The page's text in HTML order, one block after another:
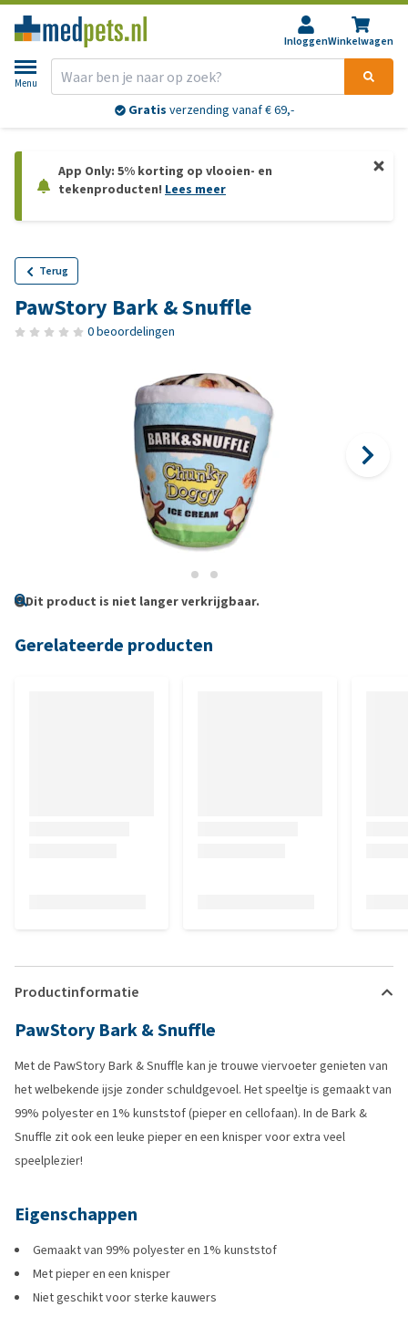
InloggenWinkelwagen
Menu
Gratis verzending vanaf € 69,-
App Only: 5% korting op vlooien- en
tekenproducten! Lees meer
Terug
PawStory Bark & Snuffle
0 beoordelingen
Dit product is niet langer verkrijgbaar.
Gerelateerde producten
Productinformatie
PawStory Bark & Snuffle
Met de PawStory Bark & Snuffle kan je trouwe viervoeter genieten van
het welbekende ijsje zonder schuldgevoel. Het speeltje is gemaakt van
99% polyester en 1% kunststof (pieper en cellofaan). In de Bark &
Snuffle zit ook een leuke pieper en een knisper voor extra veel
speelplezier!
Eigenschappen
Gemaakt van 99% polyester en 1% kunststof
Met pieper en een knisper
Niet geschikt voor sterke kauwers